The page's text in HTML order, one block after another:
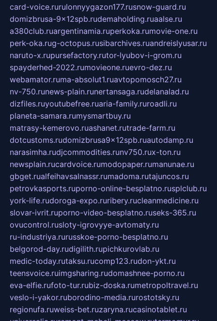
card-voice.rurulonnyygazon177.rusnow-guard.ru
domizbrusa-9x12spb.rudemaholding.ruaalse.ru
a380club.ruargentinamia.ruperkoka.rumovie-one.ru
perk-oka.rug-octopus.rusibarchives.ruandreislyusar.ru
naruto-x.rupursefactory.rutor-lyubov-i-grom.ru
spayderhed-2022.rumovieone.ruevro-dez.ru
webamator.ruma-absolut1.ruavtopomosch27.ru
nv-750.runews-plain.runertansaga.rudelanalad.ru
dizfiles.ruyoutubefree.ruaria-family.ruroadli.ru
planeta-samara.rumysmartbuy.ru
matrasy-kemerovo.ruashanet.rutrade-farm.ru
dotcustoms.rudomizbrusa9x12spb.ruautodamp.ru
narasimha.rudjcommodities.runv750.rux-ton.ru
newsplain.rucardvoice.rumodopaper.rumanunae.ru
gbget.rualfeihavsalnassr.rumadoma.rutajuncos.ru
petrovkasports.ruporno-online-besplatno.rusplclub.ru
york-life.rudoroga-expo.ruribery.rucleanmedicine.ru
slovar-ivrit.ruporno-video-besplatno.ruseks-365.ru
ovucontrol.rusloty-igrovyye-avtomaty.ru
ru-industriya.rurusskoe-porno-besplatno.ru
belgorod-day.rudigilith.rupichkurovlab.ru
medic-today.rutaksu.rucomp123.rudon-ykt.ru
teensvoice.ruimgsharing.rudomashnee-porno.ru
eva-elfie.rufoto-tur.rubiz-doska.rumetropoltravel.ru
veslo-i-yakor.ruborodino-media.rurostotsky.ru
regionufa.ruweiss-bet.ruzaryna.rucasinotablet.ru